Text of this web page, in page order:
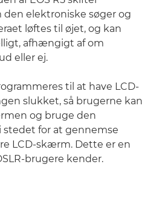
elektroniske søger og
løftes til øjet, og kan
afhængigt af om
eller ej.
til at have LCD-
slukket, så brugerne kan
og bruge den
stedet for at gennemse
LCD-skærm. Dette er en
brugere kender.